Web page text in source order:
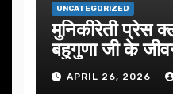
UNCATEGORIZED
मुनिकीरेती प्रेस
बहुगुणा जी के
जोरAPRIL 26, 2026